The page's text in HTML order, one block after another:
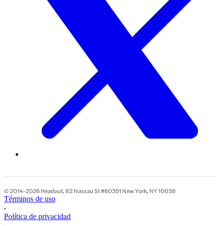
© 2014-2026 Headout, 82 Nassau St #60351 New York, NY 10038
Términos de uso
•
Política de privacidad